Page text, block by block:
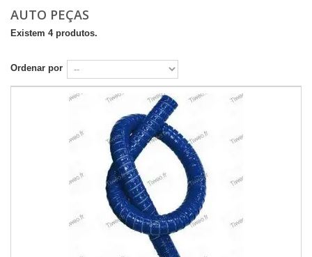
AUTO PEÇAS
Existem 4 produtos.
Ordenar por